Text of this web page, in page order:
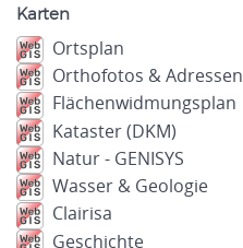
Karten
Ortsplan
Orthofotos & Adressen
Flächenwidmungsplan
Kataster (DKM)
Natur - GENISYS
Wasser & Geologie
Clairisa
Geschichte